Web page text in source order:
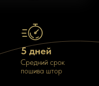
Средний срок
пошива штор
5 дней